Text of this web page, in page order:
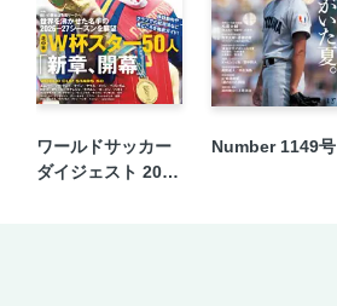
ワールドサッカー
ダイジェスト 2026
Number 1149号